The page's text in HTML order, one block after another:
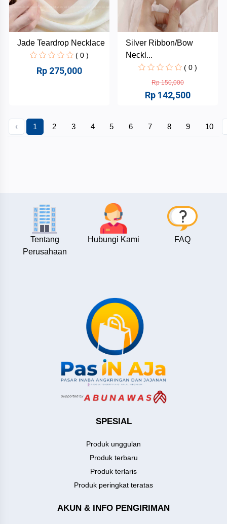
Jade Teardrop Necklace
( 0 )
Rp 275,000
Silver Ribbon/Bow
Neckl...
( 0 )
Rp 150,000
Rp 142,500
‹ 1 2 3 4 5 6 7 8 9 10
Tentang
Perusahaan
Hubungi Kami FAQ
SPESIAL
Produk unggulan
Produk terbaru
Produk terlaris
Produk peringkat teratas
AKUN & INFO PENGIRIMAN